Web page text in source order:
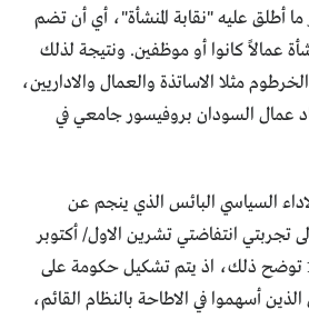
أطلق عليه "نقابة المنشأة"، أي أن تضم
عمالاً كانوا أو موظفين. ونتيجة لذلك
مثلا الاساتذة والعمال والاداريين،
عمال السودان بروفيسور جامعي في
السياسي البائس الذي ينجم عن
تجربتي انتفاضتي تشرين الاول/ أكتوبر
1964 ونيسان/ إبريل 1985 توضح ذلك، اذ يتم تشكيل حكومة على
أسهموا في الاطاحة بالنظام القائم،